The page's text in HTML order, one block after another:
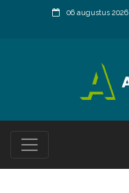
06 augustus 2026